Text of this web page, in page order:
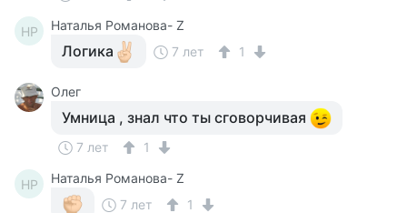
НР Наталья Романова- Z
Логика 7 лет 1
Олег
Умница , знал что ты сговорчивая
7 лет 1
НР
Наталья Романова- Z
7 лет
1